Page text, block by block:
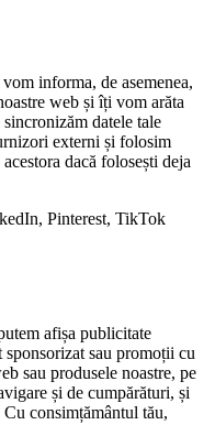
informa, de asemenea,
web și îți vom arăta
datele tale
externi și folosim
dacă folosești deja
Pinterest, TikTok
afișa publicitate
sponsorizat sau promoții cu
sau produsele noastre, pe
și de cumpărături, și
Cu consimțământul tău,